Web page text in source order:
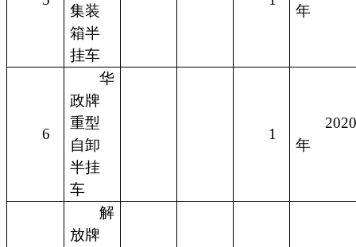
集装
箱半
挂车
年
6
华
政牌
重型
自卸
半挂
车
1
年
解
放牌